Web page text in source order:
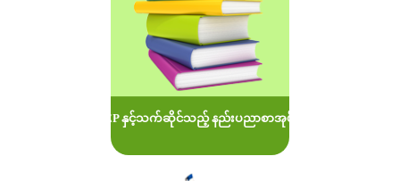
MOEP နှင့်သက်ဆိုင်သည့် နည်းပညာစာအုပ်များ